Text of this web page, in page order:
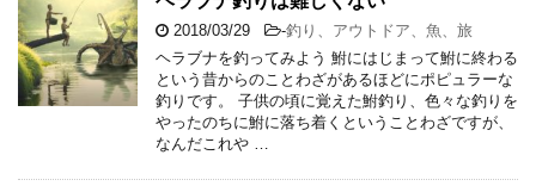
2018/03/29 -釣り、アウトドア、魚、旅
ヘラブナを釣ってみよう 鮒にはじまって鮒に終わる
という昔からのことわざがあるほどにポピュラーな
釣りです。 子供の頃に覚えた鮒釣り、色々な釣りを
やったのちに鮒に落ち着くということわざですが、
なんだこれや …